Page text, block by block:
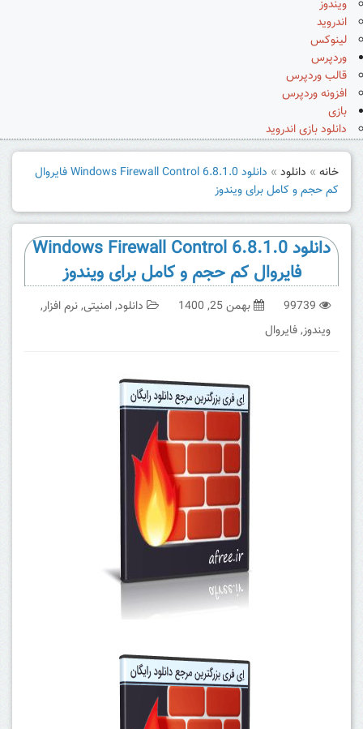
ویندوز
اندروید
لینوکس
وردپرس
قالب وردپرس
افزونه وردپرس
بازی
دانلود بازی اندروید
خانه » دانلود »
دانلود Windows Firewall Control 6.8.1.0 فایروال
کم حجم و کامل برای ویندوز
دانلود Windows Firewall Control 6.8.1.0
فایروال کم حجم و کامل برای ویندوز
99739 بهمن 25, 1400 دانلود,امنیتی,نرم افزار,
ویندوز,فایروال